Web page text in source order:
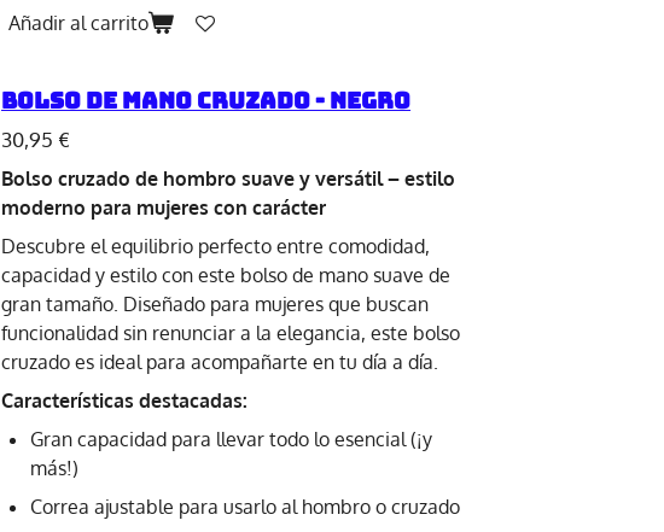
Añadir al carrito
Bolso de mano cruzado - Negro
30,95 €
Bolso cruzado de hombro suave y versátil – estilo
moderno para mujeres con carácter
Descubre el equilibrio perfecto entre comodidad,
capacidad y estilo con este bolso de mano suave de
gran tamaño. Diseñado para mujeres que buscan
funcionalidad sin renunciar a la elegancia, este bolso
cruzado es ideal para acompañarte en tu día a día.
Características destacadas:
Gran capacidad para llevar todo lo esencial (¡y
más!)
Correa ajustable para usarlo al hombro o cruzado